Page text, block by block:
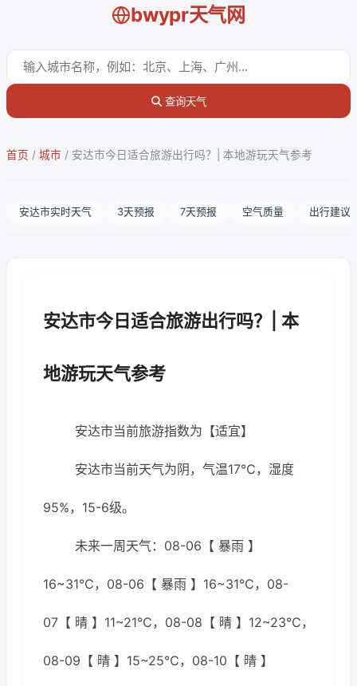
bwypr天气网
查询天气
首页 / 城市 / 安达市今日适合旅游出行吗？| 本地游玩天气参考
安达市实时天气 3天预报 7天预报 空气质量 出行建议
安达市今日适合旅游出行吗？| 本
地游玩天气参考
安达市当前旅游指数为【适宜】
安达市当前天气为阴，气温17℃，湿度
95%，15-6级。
未来一周天气：08-06【 暴雨 】
16~31℃，08-06【 暴雨 】16~31℃，08-
07【 晴 】11~21℃，08-08【 晴 】12~23℃，
08-09【 晴 】15~25℃，08-10【 晴 】